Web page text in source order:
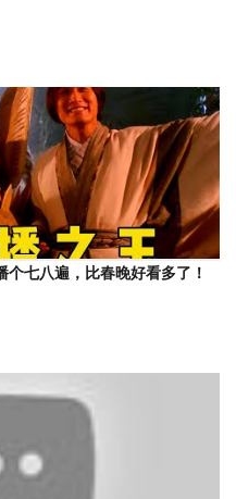
个七八遍，比春晚好看多了！